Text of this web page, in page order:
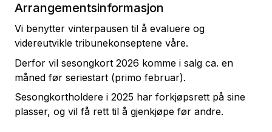
Arrangementsinformasjon
Vi benytter vinterpausen til å evaluere og
videreutvikle tribunekonseptene våre.
Derfor vil sesongkort 2026 komme i salg ca. en
måned før seriestart (primo februar).
Sesongkortholdere i 2025 har forkjøpsrett på sine
plasser, og vil få rett til å gjenkjøpe før andre.